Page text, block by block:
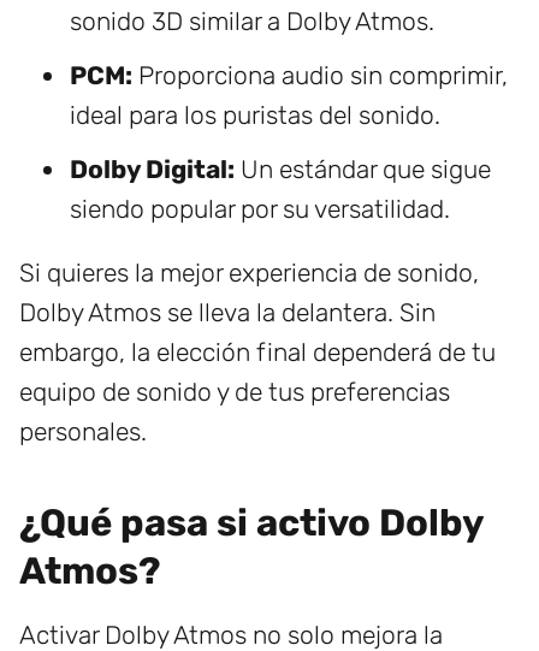
sonido 3D similar a Dolby Atmos.
PCM: Proporciona audio sin comprimir,
ideal para los puristas del sonido.
Dolby Digital: Un estándar que sigue
siendo popular por su versatilidad.
Si quieres la mejor experiencia de sonido,
Dolby Atmos se lleva la delantera. Sin
embargo, la elección final dependerá de tu
equipo de sonido y de tus preferencias
personales.
¿Qué pasa si activo Dolby
Atmos?
Activar Dolby Atmos no solo mejora la